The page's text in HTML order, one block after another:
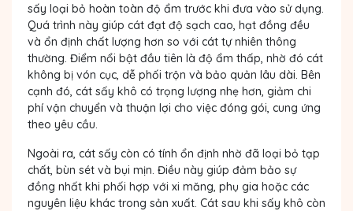
sấy loại bỏ hoàn toàn độ ẩm trước khi đưa vào sử dụng.
Quá trình này giúp cát đạt độ sạch cao, hạt đồng đều
và ổn định chất lượng hơn so với cát tự nhiên thông
thường. Điểm nổi bật đầu tiên là độ ẩm thấp, nhờ đó cát
không bị vón cục, dễ phối trộn và bảo quản lâu dài. Bên
cạnh đó, cát sấy khô có trọng lượng nhẹ hơn, giảm chi
phí vận chuyển và thuận lợi cho việc đóng gói, cung ứng
theo yêu cầu.
Ngoài ra, cát sấy còn có tính ổn định nhờ đã loại bỏ tạp
chất, bùn sét và bụi mịn. Điều này giúp đảm bảo sự
đồng nhất khi phối hợp với xi măng, phụ gia hoặc các
nguyên liệu khác trong sản xuất. Cát sau khi sấy khô còn